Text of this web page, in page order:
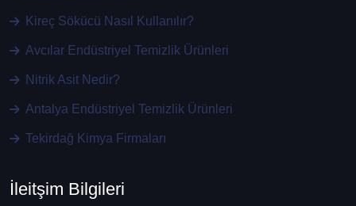
Kireç Sökücü Nasıl Kullanılır?
Avcılar Endüstriyel Temizlik Ürünleri
Nitrik Asit Nedir?
Antalya Endüstriyel Temizlik Ürünleri
Tekirdağ Kimya Firmaları
İleitşim Bilgileri